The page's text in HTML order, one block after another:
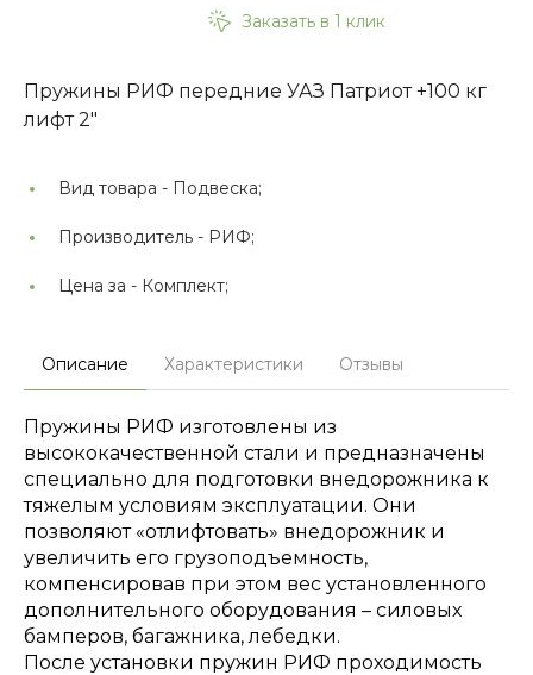
Заказать в 1 клик
Пружины РИФ передние УАЗ Патриот +100 кг
лифт 2"
Вид товара - Подвеска;
Производитель - РИФ;
Цена за - Комплект;
Описание Характеристики Отзывы
Пружины РИФ изготовлены из
высококачественной стали и предназначены
специально для подготовки внедорожника к
тяжелым условиям эксплуатации. Они
позволяют «отлифтовать» внедорожник и
увеличить его грузоподъемность,
компенсировав при этом вес установленного
дополнительного оборудования – силовых
бамперов, багажника, лебедки.
После установки пружин РИФ проходимость